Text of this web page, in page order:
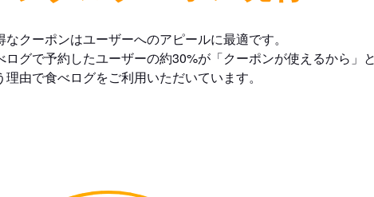
なクーポンはユーザーへのアピールに最適です。
ログで予約したユーザーの約30%が「クーポンが使えるから」と
理由で食べログをご利用いただいています。